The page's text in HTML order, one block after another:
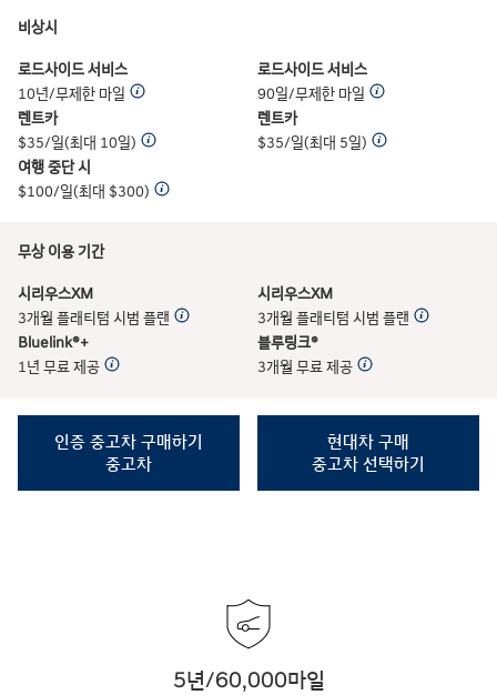
비상시
로드사이드 서비스
10년/무제한 마일
렌트카
$35/일(최대 10일)
여행 중단 시
$100/일(최대 $300)
로드사이드 서비스
90일/무제한 마일
렌트카
$35/일(최대 5일)
무상 이용 기간
시리우스XM
3개월 플래티텀 시범 플랜
Bluelink®+
1년 무료 제공
시리우스XM
3개월 플래티텀 시범 플랜
블루링크®
3개월 무료 제공
인증 중고차 구매하기
중고차
현대차 구매
중고차 선택하기
5년/60,000마일